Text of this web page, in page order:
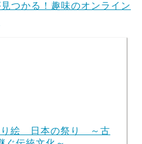
つかる！趣味のオンライン
り絵 日本の祭り ～古